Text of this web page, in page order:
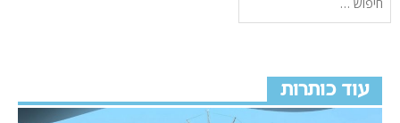
עוד כותרות